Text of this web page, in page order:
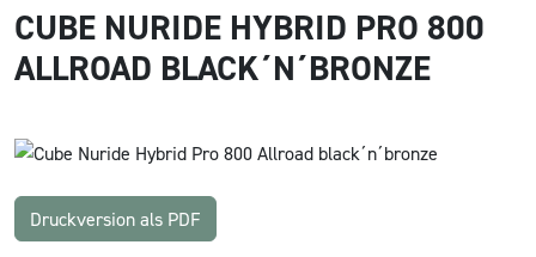
CUBE NURIDE HYBRID PRO 800
ALLROAD BLACK´N´BRONZE
Druckversion als PDF